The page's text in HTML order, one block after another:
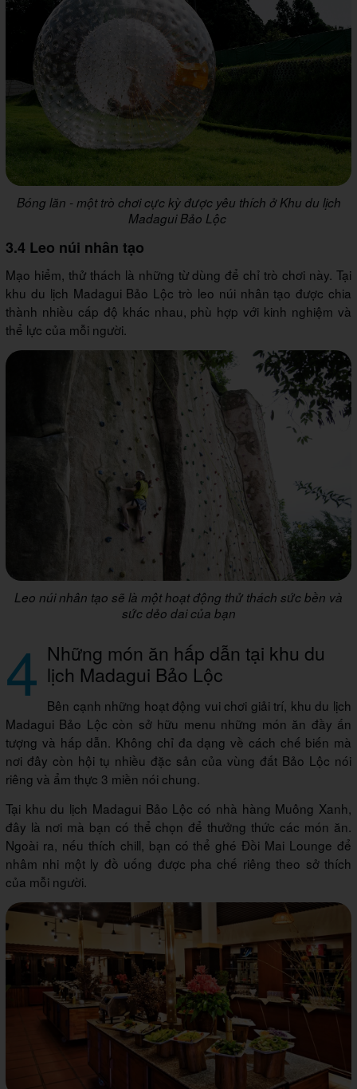
Bóng lăn - một trò chơi cực kỳ được yêu thích ở Khu du lịch
Madagui Bảo Lộc
3.4 Leo núi nhân tạo
Mạo hiểm, thử thách là những từ dùng để chỉ trò chơi này. Tại
khu du lịch Madagui Bảo Lộc trò leo núi nhân tạo được chia
thành nhiều cấp độ khác nhau, phù hợp với kinh nghiệm và
thể lực của mỗi người.
Leo núi nhân tạo sẽ là một hoạt động thử thách sức bền và
sức dẻo dai của bạn
4 Những món ăn hấp dẫn tại khu du
lịch Madagui Bảo Lộc
Bên cạnh những hoạt động vui chơi giải trí, khu du lịch
Madagui Bảo Lộc còn sở hữu menu những món ăn đầy ấn
tượng và hấp dẫn. Không chỉ đa dạng về cách chế biến mà
nơi đây còn hội tụ nhiều đặc sản của vùng đất Bảo Lộc nói
riêng và ẩm thực 3 miền nói chung.
Tại khu du lịch Madagui Bảo Lộc có nhà hàng Muông Xanh,
đây là nơi mà bạn có thể chọn để thưởng thức các món ăn.
Ngoài ra, nếu thích chill, bạn có thể ghé Đồi Mai Lounge để
nhâm nhi một ly đồ uống được pha chế riêng theo sở thích
của mỗi người.